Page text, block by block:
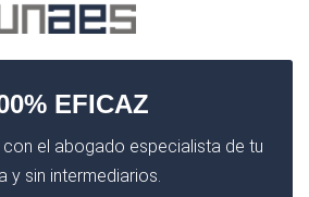
EFICAZ
el abogado especialista de tu
y sin intermediarios.